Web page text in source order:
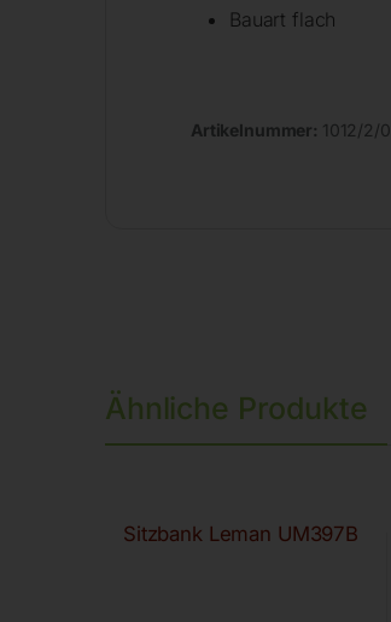
Bauart flach
Artikelnummer: 1012/2/0
Ähnliche Produkte
Sitzbank Leman UM397B